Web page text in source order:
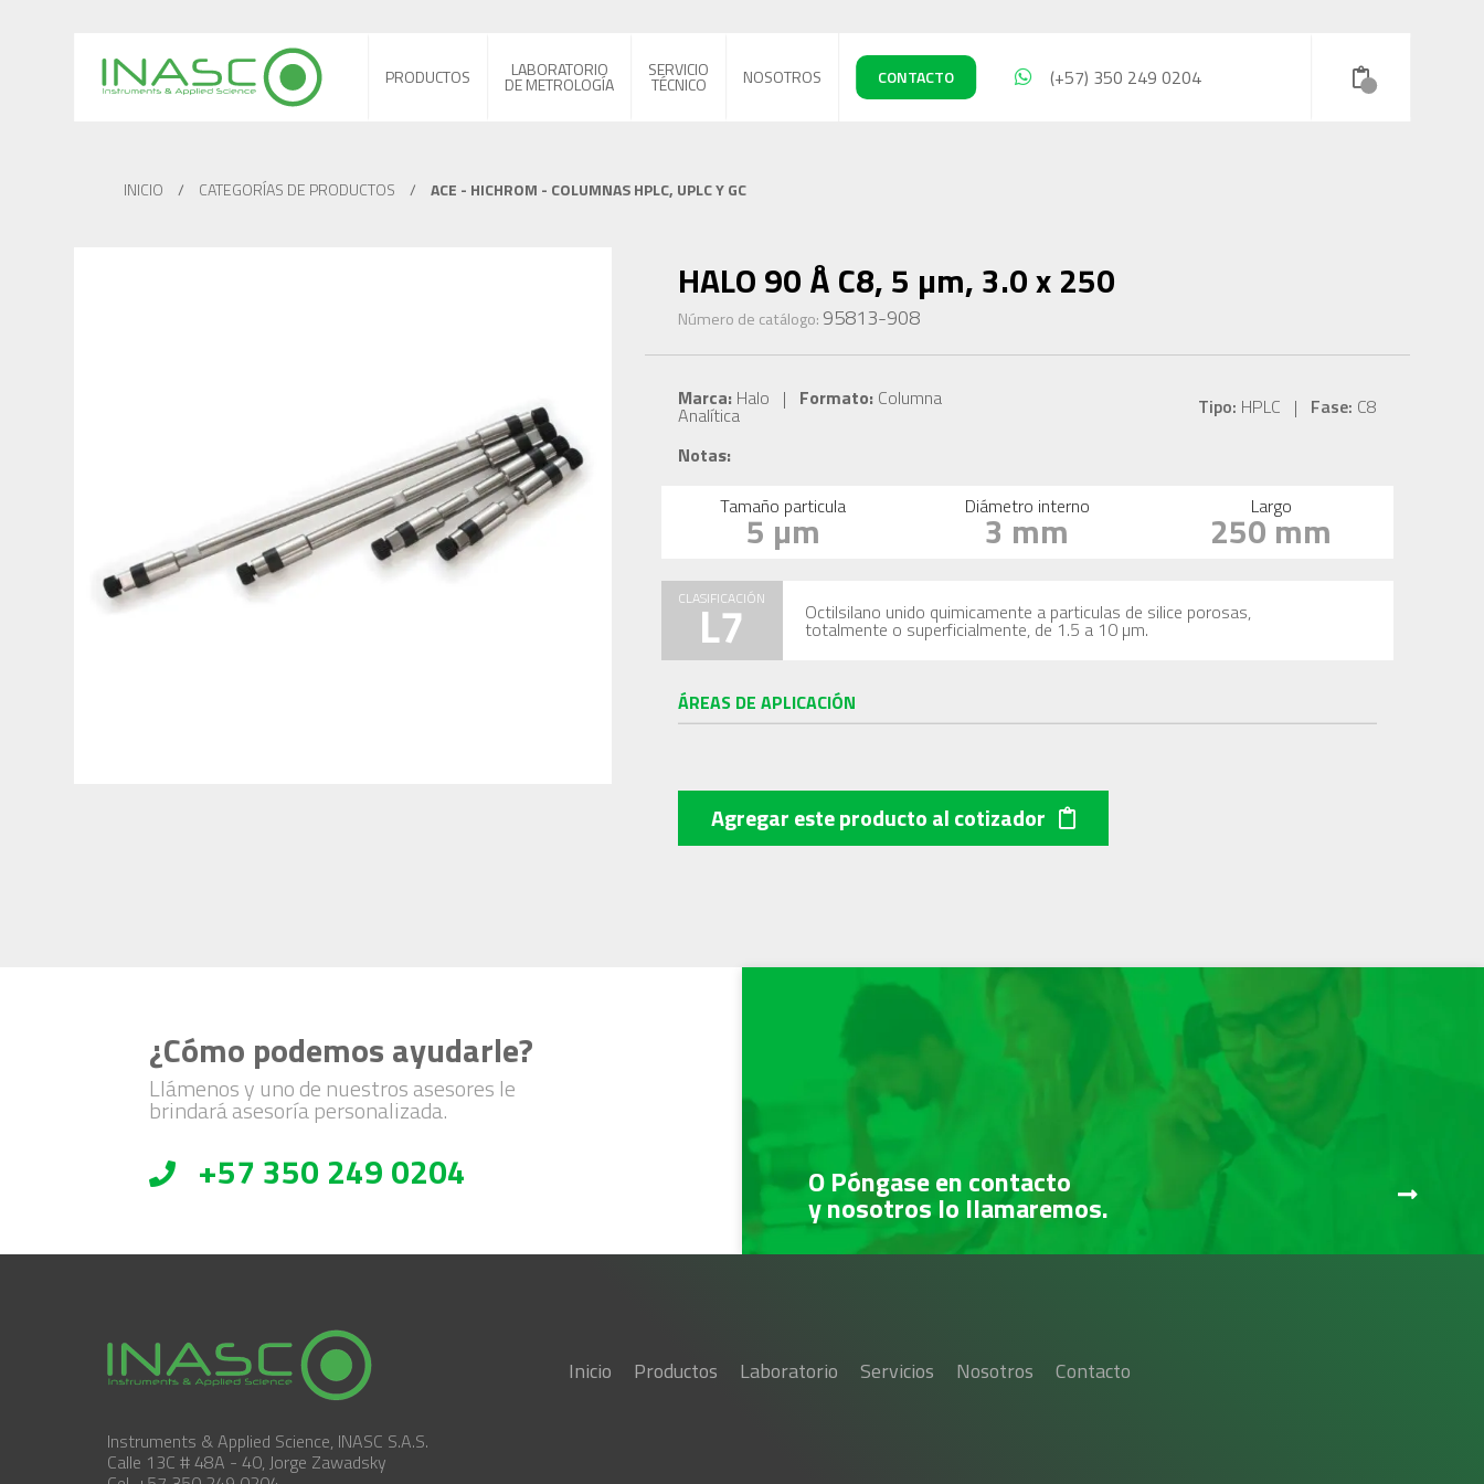
PRODUCTOS LABORATORIO
DE METROLOGÍA
SERVICIO
TÉCNICO NOSOTROS CONTACTO (+57) 350 249 0204
INICIO / CATEGORÍAS DE PRODUCTOS / ACE - HICHROM - COLUMNAS HPLC, UPLC Y GC
HALO 90 Å C8, 5 µm, 3.0 x 250
Número de catálogo: 95813-908
Marca:Halo | Formato:Columna
Analítica Tipo: HPLC | Fase: C8
Notas:
Tamaño particula
5 µm Diámetro interno
3 mm Largo
250 mm
CLASIFICACIÓN
L7 Octilsilano unido quimicamente a particulas de silice porosas,
totalmente o superficialmente, de 1.5 a 10 µm.
ÁREAS DE APLICACIÓN
Agregar este productoal cotizador
¿Cómo podemos ayudarle?
Llámenos y uno de nuestros asesores le
brindará asesoría personalizada.
+57 350 249 0204 O Póngase en contacto
y nosotros lo llamaremos.
Instruments & Applied Science, INASC S.A.S.
Calle 13C # 48A - 40, Jorge Zawadsky
Inicio Productos Laboratorio Servicios Nosotros Contacto